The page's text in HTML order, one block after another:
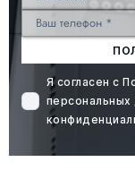
Я согласен с
персональных